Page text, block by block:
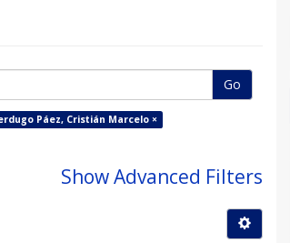
Go
Páez, Cristián Marcelo ×
Show Advanced Filters